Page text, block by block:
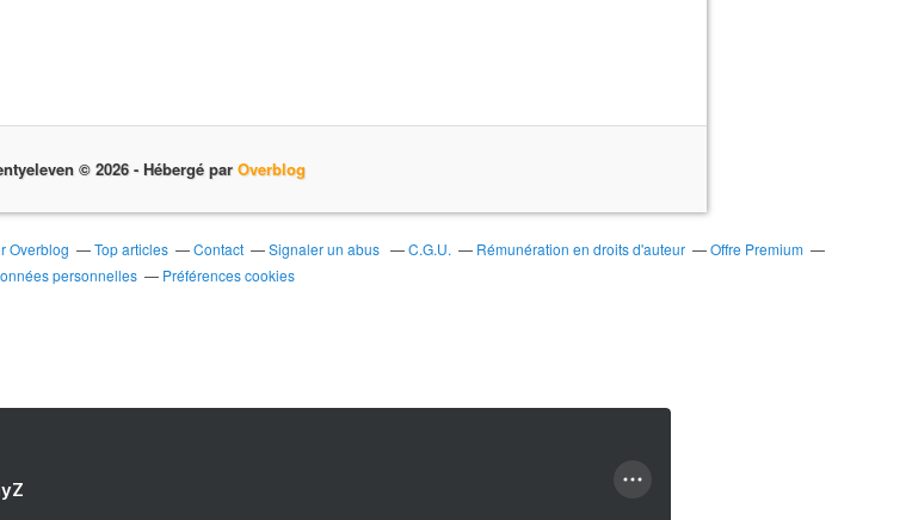
© 2026 - Hébergé par Overblog
Overblog Top articles Contact Signaler un abus C.G.U. Rémunération en droits d'auteur
Offre Premium
personnelles
Préférences cookies